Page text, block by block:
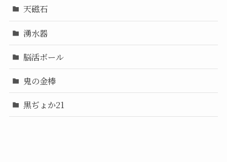
天磁石
湧水器
脳活ボール
鬼の金棒
黒ぢょか21